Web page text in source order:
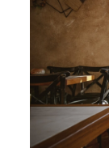
Αναζήτηση...